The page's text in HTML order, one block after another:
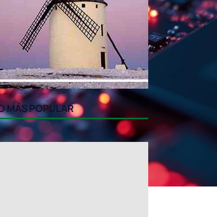
MÁS POPULAR